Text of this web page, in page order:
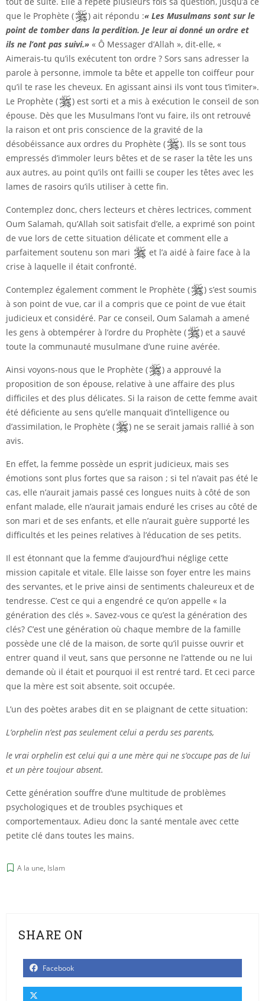
que le Prophète (
) ait répondu :« Les Musulmans sont sur le
point de tomber dans la perdition. Je leur ai donné un ordre et
ils ne l’ont pas suivi.» « Ô Messager d’Allah », dit-elle, «
Aimerais-tu qu’ils exécutent ton ordre ? Sors sans adresser la
parole à personne, immole ta bête et appelle ton coiffeur pour
qu’il te rase les cheveux. En agissant ainsi ils vont tous t’imiter».
Le Prophète (
) est sorti et a mis à exécution le conseil de son
épouse. Dès que les Musulmans l’ont vu faire, ils ont retrouvé
la raison et ont pris conscience de la gravité de la
désobéissance aux ordres du Prophète (
). Ils se sont tous
empressés d’immoler leurs bêtes et de se raser la tête les uns
aux autres, au point qu’ils ont failli se couper les têtes avec les
lames de rasoirs qu’ils utiliser à cette fin.
Contemplez donc, chers lecteurs et chères lectrices, comment
Oum Salamah, qu’Allah soit satisfait d’elle, a exprimé son point
de vue lors de cette situation délicate et comment elle a
parfaitement soutenu son mari
et l’a aidé à faire face à la
crise à laquelle il était confronté.
Contemplez également comment le Prophète (
) s’est soumis
à son point de vue, car il a compris que ce point de vue était
judicieux et considéré. Par ce conseil, Oum Salamah a amené
les gens à obtempérer à l’ordre du Prophète (
) et a sauvé
toute la communauté musulmane d’une ruine avérée.
Ainsi voyons-nous que le Prophète (
) a approuvé la
proposition de son épouse, relative à une affaire des plus
difficiles et des plus délicates. Si la raison de cette femme avait
été déficiente au sens qu’elle manquait d’intelligence ou
d’assimilation, le Prophète (
) ne se serait jamais rallié à son
avis.
En effet, la femme possède un esprit judicieux, mais ses
émotions sont plus fortes que sa raison ; si tel n’avait pas été le
cas, elle n’aurait jamais passé ces longues nuits à côté de son
enfant malade, elle n’aurait jamais enduré les crises au côté de
son mari et de ses enfants, et elle n’aurait guère supporté les
difficultés et les peines relatives à l’éducation de ses petits.
Il est étonnant que la femme d’aujourd’hui néglige cette
mission capitale et vitale. Elle laisse son foyer entre les mains
des servantes, et le prive ainsi de sentiments chaleureux et de
tendresse. C’est ce qui a engendré ce qu’on appelle « la
génération des clés ». Savez-vous ce qu’est la génération des
clés? C’est une génération où chaque membre de la famille
possède une clé de la maison, de sorte qu’il puisse ouvrir et
entrer quand il veut, sans que personne ne l’attende ou ne lui
demande où il était et pourquoi il est rentré tard. Et ceci parce
que la mère est soit absente, soit occupée.
L’un des poètes arabes dit en se plaignant de cette situation:
L’orphelin n’est pas seulement celui a perdu ses parents,
le vrai orphelin est celui qui a une mère qui ne s’occupe pas de lui
et un père toujour absent.
Cette génération souffre d’une multitude de problèmes
psychologiques et de troubles psychiques et
comportementaux. Adieu donc la santé mentale avec cette
petite clé dans toutes les mains.
A la une, Islam
SHARE ON
Facebook